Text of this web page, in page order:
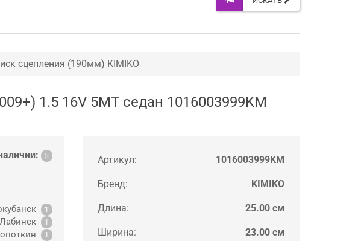
сцепления (190мм) KIMIKO
1.5 16V 5MT седан 1016003999KM
5
1
Лабинск 1
1
Артикул: 1016003999KM
Бренд: KIMIKO
Длина: 25.00 см
Ширина: 23.00 см